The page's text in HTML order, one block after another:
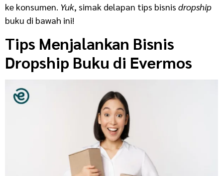
ke konsumen. Yuk, simak delapan tips bisnis dropship
buku di bawah ini!
Tips Menjalankan Bisnis
Dropship Buku di Evermos